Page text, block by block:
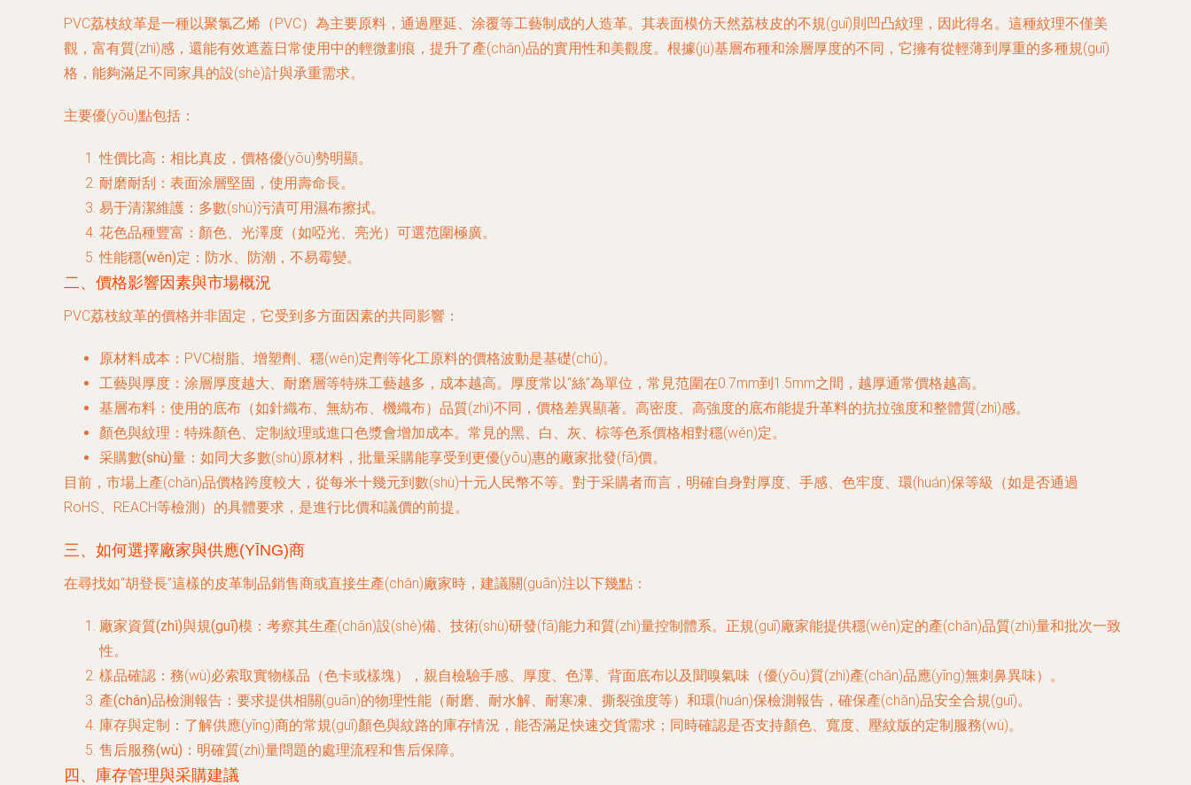
PVC荔枝紋革是一種以聚氯乙烯（PVC）為主要原料，通過壓延、涂覆等工藝制成的人造革。其表面模仿天然荔枝皮的不規(guī)則凹凸紋理，因此得名。這種紋理不僅美
觀，富有質(zhì)感，還能有效遮蓋日常使用中的輕微劃痕，提升了產(chǎn)品的實用性和美觀度。根據(jù)基層布種和涂層厚度的不同，它擁有從輕薄到厚重的多種規(guī)
格，能夠滿足不同家具的設(shè)計與承重需求。
主要優(yōu)點包括：
性價比高 ：相比真皮，價格優(yōu)勢明顯。
耐磨耐刮 ：表面涂層堅固，使用壽命長。
易于清潔維護 ：多數(shù)污漬可用濕布擦拭。
花色品種豐富 ：顏色、光澤度（如啞光、亮光）可選范圍極廣。
性能穩(wěn)定 ：防水、防潮，不易霉變。
二、價格影響因素與市場概況
PVC荔枝紋革的價格并非固定，它受到多方面因素的共同影響：
原材料成本 ：PVC樹脂、增塑劑、穩(wěn)定劑等化工原料的價格波動是基礎(chǔ)。
工藝與厚度 ：涂層厚度越大、耐磨層等特殊工藝越多，成本越高。厚度常以“絲”為單位，常見范圍在0.7mm到1.5mm之間，越厚通常價格越高。
基層布料 ：使用的底布（如針織布、無紡布、機織布）品質(zhì)不同，價格差異顯著。高密度、高強度的底布能提升革料的抗拉強度和整體質(zhì)感。
顏色與紋理 ：特殊顏色、定制紋理或進口色漿會增加成本。常見的黑、白、灰、棕等色系價格相對穩(wěn)定。
采購數(shù)量 ：如同大多數(shù)原材料，批量采購能享受到更優(yōu)惠的廠家批發(fā)價。
目前，市場上產(chǎn)品價格跨度較大，從每米十幾元到數(shù)十元人民幣不等。對于采購者而言，明確自身對厚度、手感、色牢度、環(huán)保等級（如是否通過
RoHS、REACH等檢測）的具體要求，是進行比價和議價的前提。
三、如何選擇廠家與供應(YĪNG)商
在尋找如“胡登長”這樣的皮革制品銷售商或直接生產(chǎn)廠家時，建議關(guān)注以下幾點：
廠家資質(zhì)與規(guī)模 ：考察其生產(chǎn)設(shè)備、技術(shù)研發(fā)能力和質(zhì)量控制體系。正規(guī)廠家能提供穩(wěn)定的產(chǎn)品質(zhì)量和批次一致
性。
樣品確認 ：務(wù)必索取實物樣品（色卡或樣塊），親自檢驗手感、厚度、色澤、背面底布以及聞嗅氣味（優(yōu)質(zhì)產(chǎn)品應(yīng)無刺鼻異味）。
產(chǎn)品檢測報告 ：要求提供相關(guān)的物理性能（耐磨、耐水解、耐寒凍、撕裂強度等）和環(huán)保檢測報告，確保產(chǎn)品安全合規(guī)。
庫存與定制 ：了解供應(yīng)商的常規(guī)顏色與紋路的庫存情況，能否滿足快速交貨需求；同時確認是否支持顏色、寬度、壓紋版的定制服務(wù)。
售后服務(wù) ：明確質(zhì)量問題的處理流程和售后保障。
四、庫存管理與采購建議